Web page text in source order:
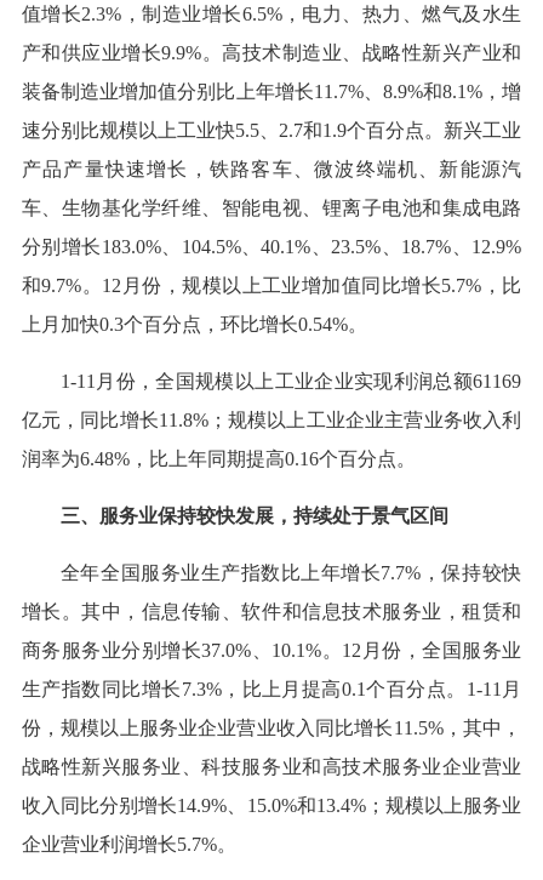
值增长2.3%，制造业增长6.5%，电力、热力、燃气及水生
产和供应业增长9.9%。高技术制造业、战略性新兴产业和
装备制造业增加值分别比上年增长11.7%、8.9%和8.1%，增
速分别比规模以上工业快5.5、2.7和1.9个百分点。新兴工业
产品产量快速增长，铁路客车、微波终端机、新能源汽
车、生物基化学纤维、智能电视、锂离子电池和集成电路
分别增长183.0%、104.5%、40.1%、23.5%、18.7%、12.9%
和9.7%。12月份，规模以上工业增加值同比增长5.7%，比
上月加快0.3个百分点，环比增长0.54%。
1-11月份，全国规模以上工业企业实现利润总额61169
亿元，同比增长11.8%；规模以上工业企业主营业务收入利
润率为6.48%，比上年同期提高0.16个百分点。
三、服务业保持较快发展，持续处于景气区间
全年全国服务业生产指数比上年增长7.7%，保持较快
增长。其中，信息传输、软件和信息技术服务业，租赁和
商务服务业分别增长37.0%、10.1%。12月份，全国服务业
生产指数同比增长7.3%，比上月提高0.1个百分点。1-11月
份，规模以上服务业企业营业收入同比增长11.5%，其中，
战略性新兴服务业、科技服务业和高技术服务业企业营业
收入同比分别增长14.9%、15.0%和13.4%；规模以上服务业
企业营业利润增长5.7%。